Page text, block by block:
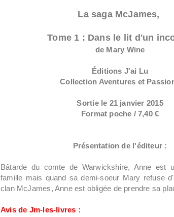
La saga McJames,
Tome 1 : Dans le lit d'un
de Mary Wine
Éditions J'ai Lu
Collection Aventures et
Sortie le 21 janvier 2015
Format poche / 7,40 €
Présentation de l'éditeur :
Bâtarde du comte de Warwickshire, Anne est
famille mais quand sa demi-soeur Mary refuse
clan McJames, Anne est obligée de prendre sa
Avis de Jm-les-livres :